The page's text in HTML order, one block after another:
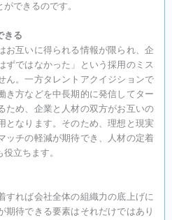
できるのです。
きる
お互いに得られる情報が限られ、企
ずではなかった」という採用のミス
ん。一方タレントアクイジションで
き方などを中長期的に発信してター
ため、企業と人材の双方がお互いの
となります。そのため、理想と現実
ッチの軽減が期待でき、人材の定着
立ちます。
すれば会社全体の組織力の底上げに
期待できる要素はそれだけではあり